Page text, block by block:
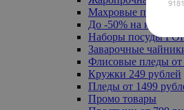
Махровые полотенца
До -50% на ковры
Наборы посуды
Заварочные
Флисовые пледы от
Кружки 249 рублей
Пледы от 1499
Промо товары